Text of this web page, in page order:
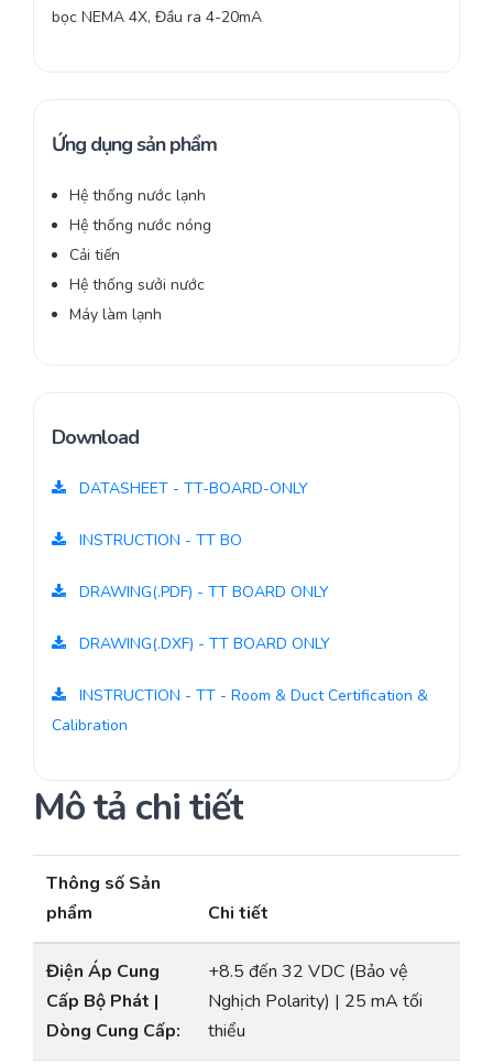
bọc NEMA 4X, Đầu ra 4-20mA
Ứng dụng sản phẩm
Hệ thống nước lạnh
Hệ thống nước nóng
Cải tiến
Hệ thống sưởi nước
Máy làm lạnh
Download
DATASHEET - TT-BOARD-ONLY
INSTRUCTION - TT BO
DRAWING(.PDF) - TT BOARD ONLY
DRAWING(.DXF) - TT BOARD ONLY
INSTRUCTION - TT - Room & Duct Certification &
Calibration
Mô tả chi tiết
Thông số Sản
phẩm
Chi tiết
Điện Áp Cung
Cấp Bộ Phát |
Dòng Cung Cấp:
+8.5 đến 32 VDC (Bảo vệ
Nghịch Polarity) | 25 mA tối
thiểu